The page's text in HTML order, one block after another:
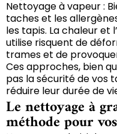
Nettoyage à vapeur :
taches et les
les tapis. La chaleur et
utilise risquent de
trames et de
Ces approches, bien
pas la sécurité de vos
réduire leur durée de
Le nettoyage à
méthode pour